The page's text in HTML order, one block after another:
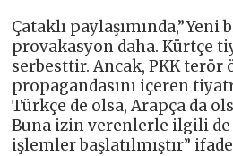
Çataklı paylaşımında,”Yeni
provakasyon daha. Kürtçe
serbesttir. Ancak, PKK terör
propagandasını içeren
Türkçe de olsa, Arapça da
Buna izin verenlerle ilgili
işlemler başlatılmıştır”